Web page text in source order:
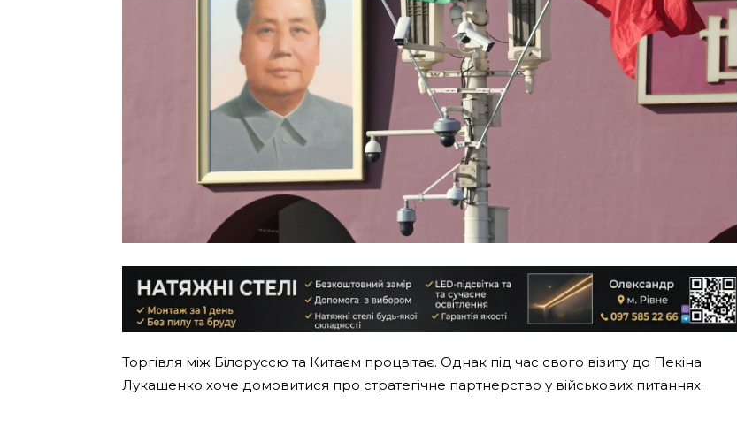
Торгівля між Білоруссю та Китаєм процвітає. Однак під час свого візиту до Пекіна
Лукашенко хоче домовитися про стратегічне партнерство у військових питаннях.